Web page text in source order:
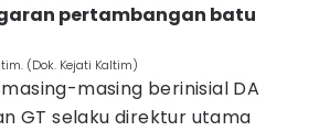
pertambangan batu
(Dok. Kejati Kaltim)
masing berinisial DA
GT selaku direktur utama